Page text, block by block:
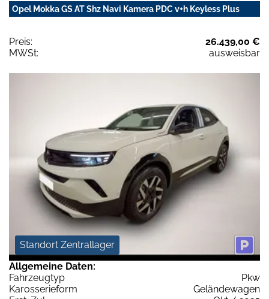
Opel Mokka GS AT Shz Navi Kamera PDC v+h Keyless Plus
Preis:
26.439,00 €
MWSt:
ausweisbar
Standort Zentrallager
Allgemeine Daten:
Fahrzeugtyp
Pkw
Karosserieform
Geländewagen